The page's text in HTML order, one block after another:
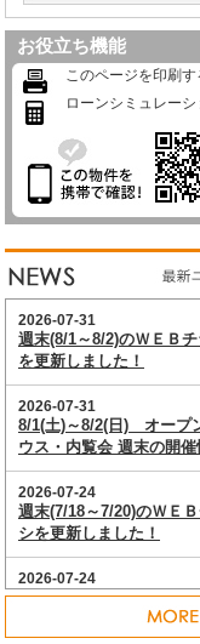
お役立ち機能
このページを印刷す
ローンシミュレーシ